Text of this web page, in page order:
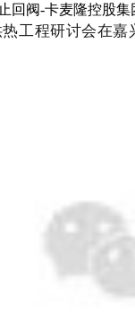
回阀-卡麦隆控股集
工程研讨会在嘉